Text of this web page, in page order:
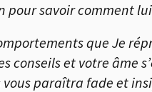
pour savoir comment
que Je
conseils et votre âme
vous paraîtra fade et